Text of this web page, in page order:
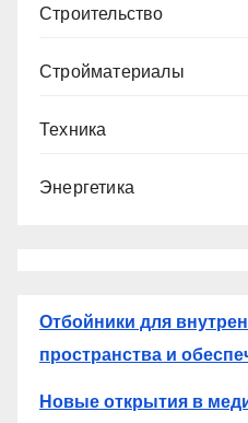
Строительство
Стройматериалы
Техника
Энергетика
Отбойники для
пространства и
Новые открытия в